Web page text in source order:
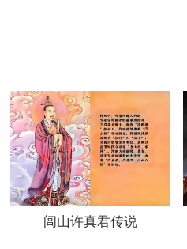
闾山许真君传说